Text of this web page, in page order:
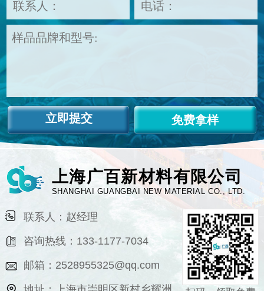
免费拿样
上海广百新材料有限公司
SHANGHAI GUANGBAI NEW MATERIAL CO., LTD.
联系人：赵经理
咨询热线：133-1177-7034
邮箱：2528955325@qq.com